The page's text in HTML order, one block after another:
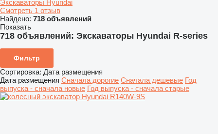
Экскаваторы Hyundai
Смотреть 1 отзыв
Найдено: 718 объявлений
Показать
718 объявлений: Экскаваторы Hyundai R-series
Фильтр
Сортировка: Дата размещения
Дата размещения Сначала дорогие Сначала дешевые Год
выпуска - сначала новые Год выпуска - сначала старые